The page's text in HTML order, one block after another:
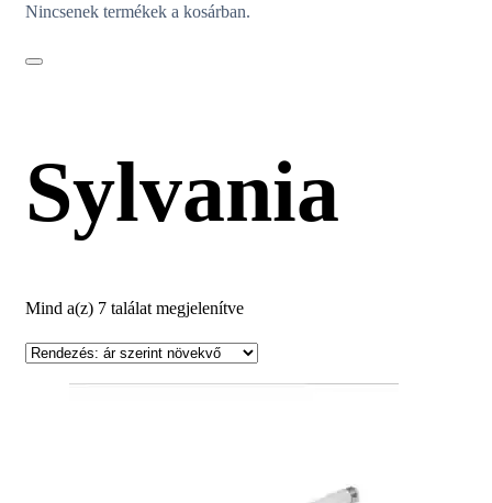
Nincsenek termékek a kosárban.
Sylvania
Mind a(z) 7 találat megjelenítveSorted
price:
low